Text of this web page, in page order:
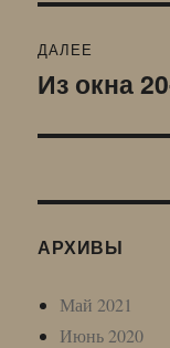
ДАЛЕЕ
Следующая
Из окна
АРХИВЫ
Май 2021
Июнь 2020